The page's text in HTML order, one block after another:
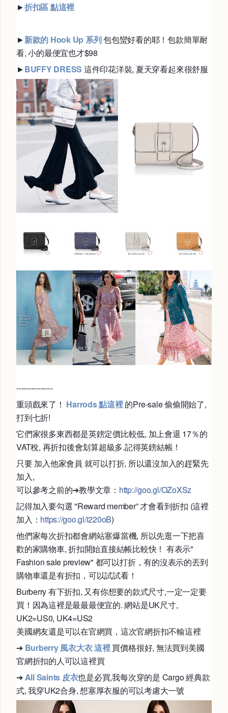
►折扣區 點這裡
►新款的 Hook Up 系列包包蠻好看的耶！包款簡單耐
看, 小的最便宜也才$98
►BUFFY DRESS 這件印花洋裝, 夏天穿看起來很舒服
---------------
重頭戲來了！ Harrods 點這裡的Pre-sale 偷偷開始了,
打到七折!
它們家很多東西都是英鎊定價比較低, 加上會退 17％的
VAT稅, 再折扣後會划算超級多.記得英鎊結帳！
只要 加入他家會員 就可以打折, 所以還沒加入的趕緊先
加入,
可以參考之前的➔教學文章： http://goo.gl/OZoXSz
記得加入要勾選 "Reward member” 才會看到折扣 (這裡
加入： https://goo.gl/i220oB)
他們家每次折扣都會網站塞爆當機, 所以先逛一下把喜
歡的家購物車, 折扣開始直接結帳比較快！ 有表示"
Fashion sale preview" 都可以打折，有的沒表示的丟到
購物車還是有折扣，可以試試看！
Burberry 有下折扣, 又有你想要的款式尺寸,一定一定要
買！因為這裡是最最最便宜的. 網站是UK尺寸,
UK2=US0, UK4=US2
美國網友還是可以在官網買，這次官網折扣不輸這裡
➔ Burberry 風衣大衣 這裡買價格很好, 無法買到美國
官網折扣的人可以這裡買
➔All Saints 皮衣也是必買,我每次穿的是 Cargo 經典款
式, 我穿UK2合身, 想塞厚衣服的可以考慮大一號